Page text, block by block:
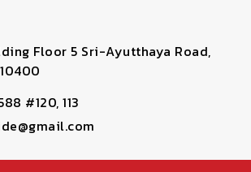
Floor 5 Sri-Ayutthaya Road,
#120, 113